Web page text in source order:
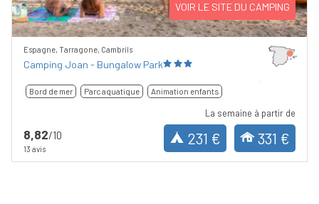
VOIR LE SITE DU CAMPING
Espagne, Tarragone, Cambrils
Camping Joan - Bungalow Park
Bord de mer Parc aquatique Animation enfants
8,82/10
13 avis
La semaine à partir de
231 € 331 €